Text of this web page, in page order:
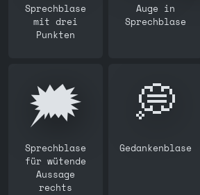
Sprechblase
mit drei
Punkten
Auge in
Sprechblase
🗯️
Sprechblase
für wütende
Aussage
rechts
💭
Gedankenblase